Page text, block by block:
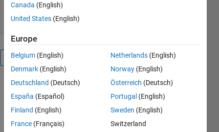
17 sept. 2025
Présentation
Communications
Toolbox™
package
Canada (English)
United States (English)
Europe
Belgium (English)
Denmark (English)
Deutschland (Deutsch)
España (Español)
Finland (English)
France (Français)
Netherlands (English)
Norway (English)
Österreich (Deutsch)
Portugal (English)
Sweden (English)
Switzerland